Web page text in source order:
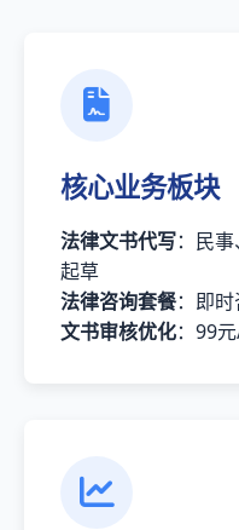
核心业务板块
法律文书代写：民
起草
法律咨询套餐：即
文书审核优化：99